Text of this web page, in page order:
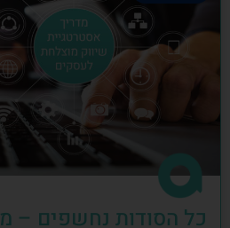
כל הסודות נחשפים –